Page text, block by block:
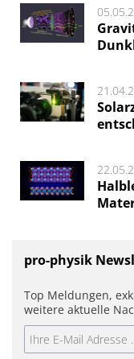
pro-physik
Top Meldungen,
weitere aktuelle